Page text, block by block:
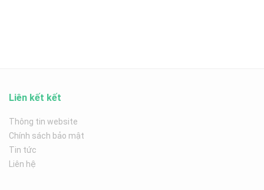
Liên kết kết
Thông tin website
Chính sách bảo mật
Tin tức
Liên hệ